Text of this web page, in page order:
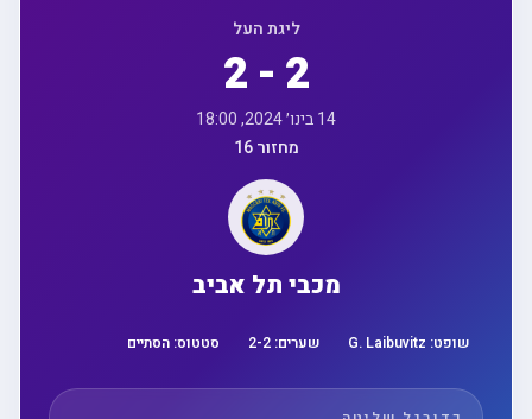
ליגת העל
2 - 2
14 בינו׳ 2024, 18:00
מחזור 16
מכבי תל אביב
שופט:G. Laibuvitz שערים: 2 -2 סטטוס:הסתיים